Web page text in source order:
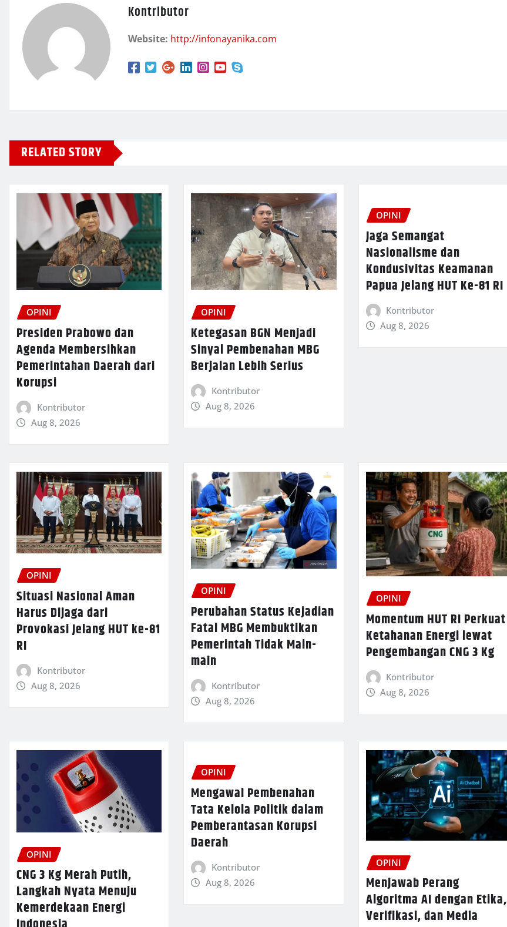
Kontributor
Website: http://infonayanika.com
RELATED STORY
OPINI
Presiden Prabowo dan
Agenda Membersihkan
Pemerintahan Daerah dari
Korupsi
Kontributor
Aug 8, 2026
OPINI
Ketegasan BGN Menjadi
Sinyal Pembenahan MBG
Berjalan Lebih Serius
Kontributor
Aug 8, 2026
OPINI
Jaga Semangat
Nasionalisme dan
Kondusivitas Keamanan
Papua Jelang HUT Ke-81 RI
Kontributor
Aug 8, 2026
OPINI
Situasi Nasional Aman
Harus Dijaga dari
Provokasi Jelang HUT ke-81
RI
Kontributor
Aug 8, 2026
OPINI
Perubahan Status Kejadian
Fatal MBG Membuktikan
Pemerintah Tidak Main-
main
Kontributor
Aug 8, 2026
OPINI
Momentum HUT RI Perkuat
Ketahanan Energi lewat
Pengembangan CNG 3 Kg
Kontributor
Aug 8, 2026
OPINI
CNG 3 Kg Merah Putih,
Langkah Nyata Menuju
Kemerdekaan Energi
OPINI
Mengawal Pembenahan
Tata Kelola Politik dalam
Pemberantasan Korupsi
Daerah
Kontributor
Aug 8, 2026
OPINI
Menjawab Perang
Algoritma AI dengan Etika,
Verifikasi, dan Media